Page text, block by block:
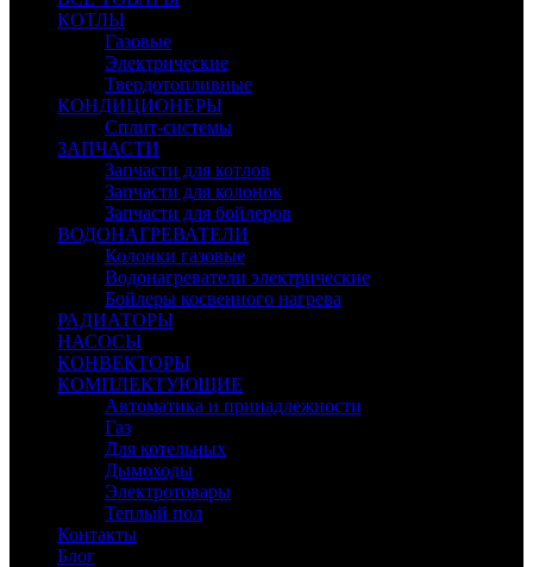
КОТЛЫ
Газовые
Электрические
Твердотопливные
КОНДИЦИОНЕРЫ
Сплит-системы
ЗАПЧАСТИ
Запчасти для котлов
Запчасти для колонок
Запчасти для бойлеров
ВОДОНАГРЕВАТЕЛИ
Колонки газовые
Водонагреватели электрические
Бойлеры косвенного нагрева
РАДИАТОРЫ
НАСОСЫ
КОНВЕКТОРЫ
КОМПЛЕКТУЮЩИЕ
Автоматика и принадлежности
Газ
Для котельных
Дымоходы
Электротовары
Теплый пол
Контакты
Блог